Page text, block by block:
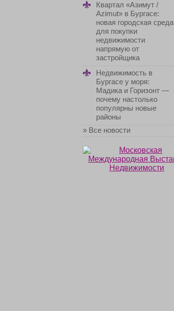
Квартал «Азимут /
Azimut» в Бургасе:
новая городская среда
для покупки
недвижимости
напрямую от
застройщика
Недвижимость в
Бургасе у моря:
Мадика и Горизонт —
почему настолько
популярны новые
районы
» Все новости